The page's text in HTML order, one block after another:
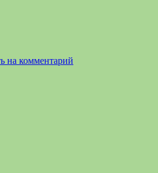
на комментарий